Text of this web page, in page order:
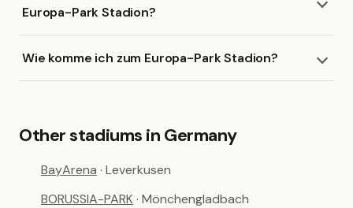
Europa-Park Stadion?
Wie komme ich zum Europa-Park Stadion?
Other stadiums in Germany
BayArena · Leverkusen
BORUSSIA-PARK· Mönchengladbach